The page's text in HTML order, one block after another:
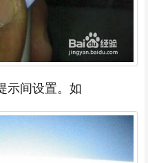
示间设置。如